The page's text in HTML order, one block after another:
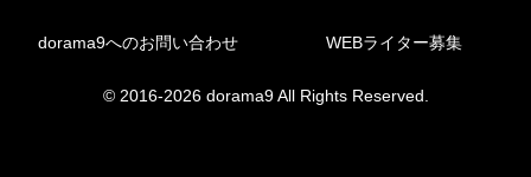
dorama9へのお問い合わせ WEBライター募集
© 2016-2026 dorama9 All Rights Reserved.